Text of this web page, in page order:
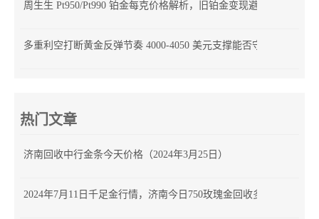
周生生 Pt950/Pt990 铂金每克价格解析，旧铂金变现避坑指南
多重利空打断黄金反弹节奏 4000-4050 美元支撑能否守住？
热门文章
济南回收中行金条今天价格（2024年3月25日）
2024年7月11日千足金行情，济南今日750玫瑰金回收多少钱